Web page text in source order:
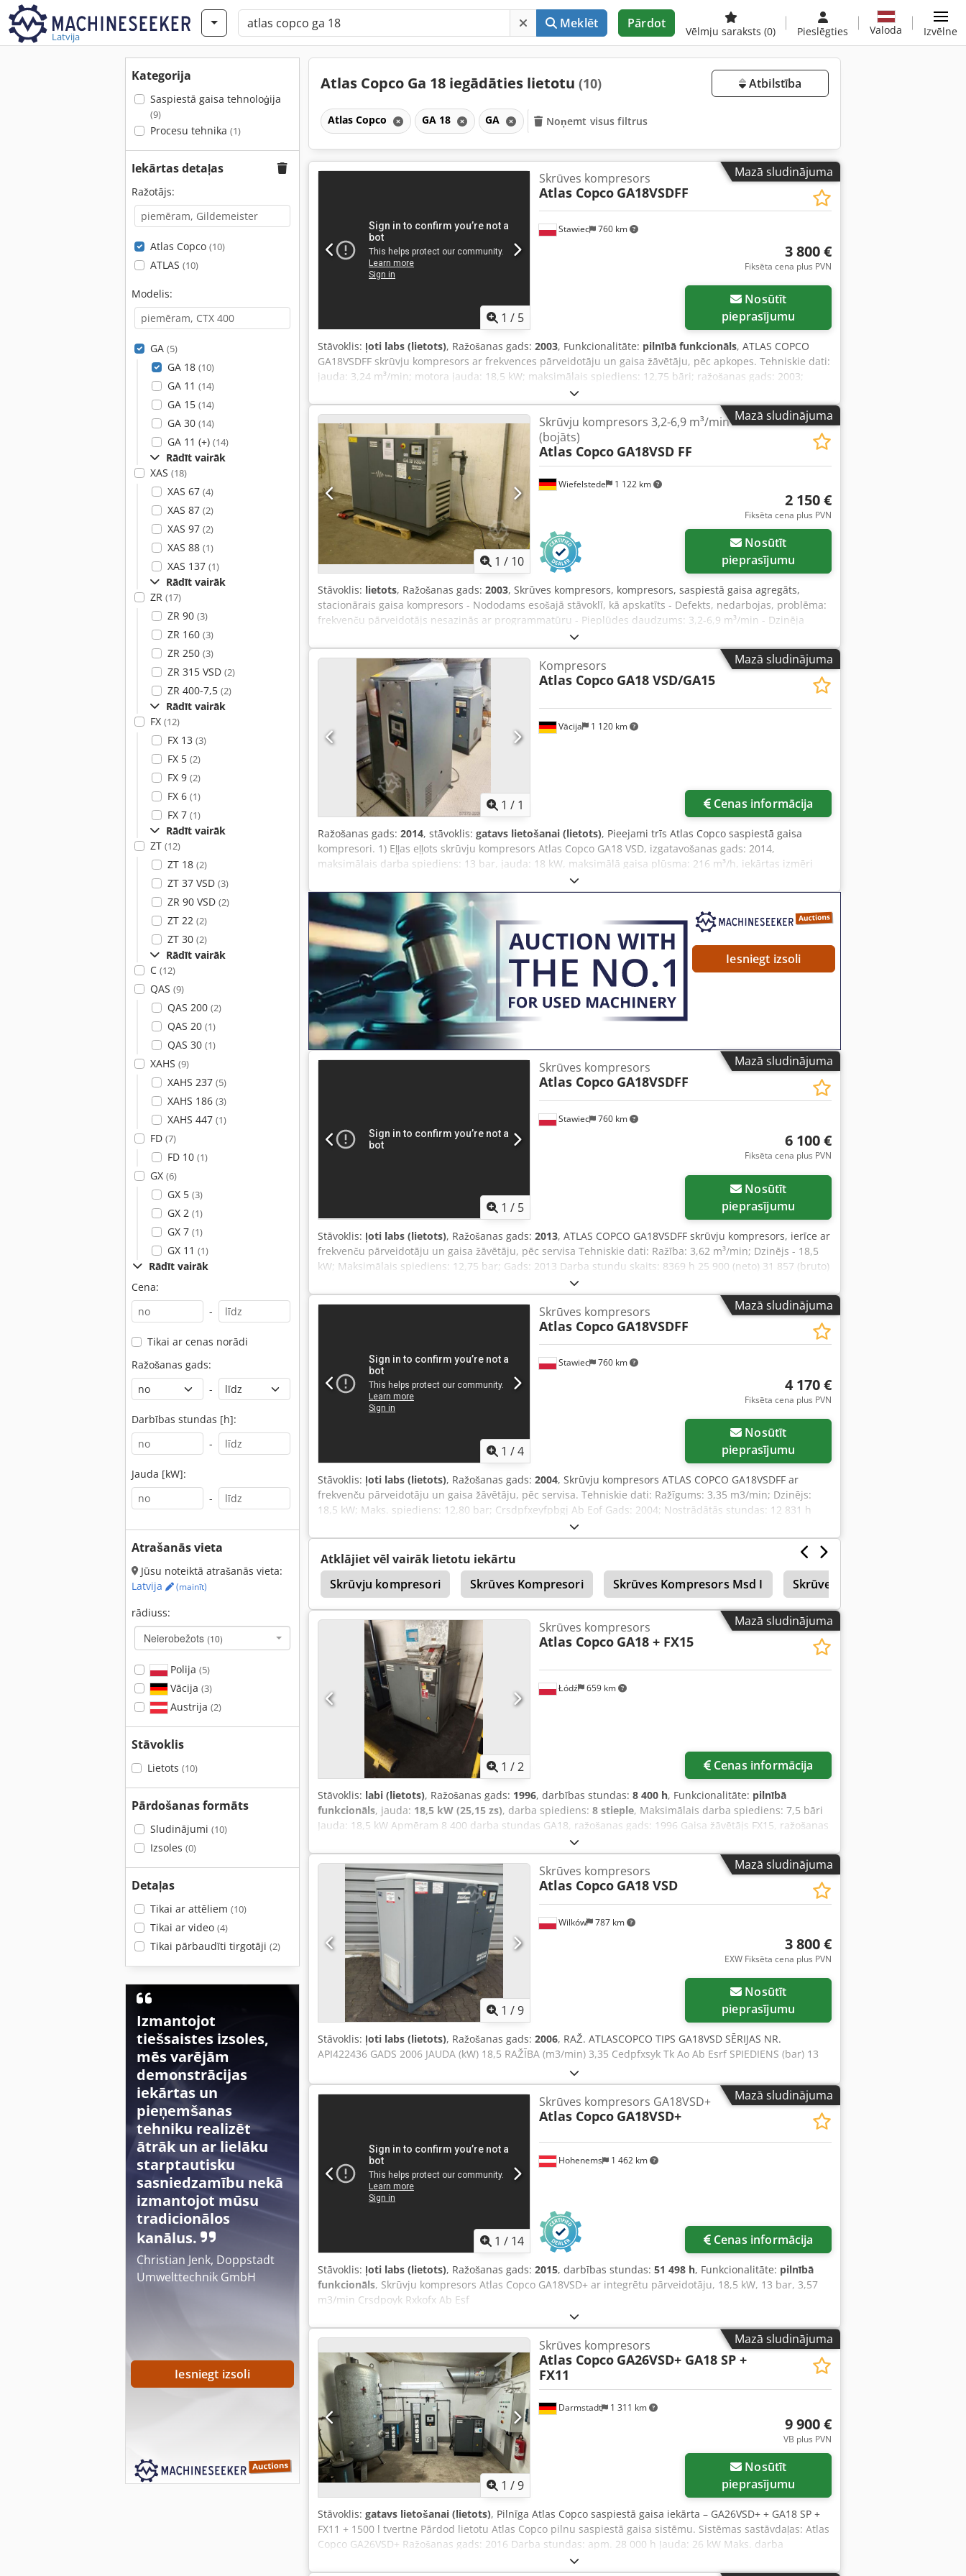
Latvija
Meklēt Pārdot
Vēlmju saraksts (0) Pieslēgties Valoda Izvēlne
Kategorija
Saspiestā gaisa tehnoloģija
(9)
Procesu tehnika (1)
Iekārtas detaļas
Ražotājs:
Atlas Copco (10)
ATLAS (10)
Modelis:
GA (5)
GA 18 (10)
GA 11 (14)
GA 15 (14)
GA 30 (14)
GA 11 (+) (14)
Rādīt vairāk
XAS (18)
XAS 67 (4)
XAS 87 (2)
XAS 97 (2)
XAS 88 (1)
XAS 137 (1)
Rādīt vairāk
ZR (17)
ZR 90 (3)
ZR 160 (3)
ZR 250 (3)
ZR 315 VSD (2)
ZR 400-7,5 (2)
Rādīt vairāk
FX (12)
FX 13 (3)
FX 5 (2)
FX 9 (2)
FX 6 (1)
FX 7 (1)
Rādīt vairāk
ZT (12)
ZT 18 (2)
ZT 37 VSD (3)
ZR 90 VSD (2)
ZT 22 (2)
ZT 30 (2)
Rādīt vairāk
C (12)
QAS (9)
QAS 200 (2)
QAS 20 (1)
QAS 30 (1)
XAHS (9)
XAHS 237 (5)
XAHS 186 (3)
XAHS 447 (1)
FD (7)
FD 10 (1)
GX (6)
GX 5 (3)
GX 2 (1)
GX 7 (1)
GX 11 (1)
Rādīt vairāk
Cena:
-
Tikai ar cenas norādi
Ražošanas gads:
-
Darbības stundas [h]:
-
Jauda [kW]:
-
Atrašanās vieta
Jūsu noteiktā atrašanās vieta:
Latvija
(mainīt)
rādiuss:
Neierobežots (10)
Polija (5)
Vācija (3)
Austrija (2)
Stāvoklis
Lietots (10)
Pārdošanas formāts
Sludinājumi (10)
Izsoles (0)
Detaļas
Tikai ar attēliem (10)
Tikai ar video (4)
Tikai pārbaudīti tirgotāji (2)
Izmantojot
tiešsaistes izsoles,
mēs varējām
demonstrācijas
iekārtas un
pieņemšanas
tehniku realizēt
ātrāk un ar lielāku
starptautisku
sasniedzamību nekā
izmantojot mūsu
tradicionālos
kanālus.
Christian Jenk, Doppstadt
Umwelttechnik GmbH
Iesniegt izsoli
Atlas Copco Ga 18 iegādāties lietotu (10) Atbilstība
Atlas Copco GA 18 GA Noņemt visus filtrus
Mazā sludinājuma
1 / 5
Stawiec 760 km
Skrūves kompresors
Atlas Copco GA18VSDFF
3 800 €
Fiksēta cena plus PVN
pieprasījumu
Stāvoklis: ļoti labs (lietots), Ražošanas gads: 2003, Funkcionalitāte: pilnībā funkcionāls, ATLAS COPCO
GA18VSDFF skrūvju kompresors ar frekvences pārveidotāju un gaisa žāvētāju, pēc apkopes. Tehniskie dati:
jauda: 3,24 m³/min; motora jauda: 18,5 kW; maksimālais spiediens: 12,75 bāri; ražošanas gads: 2003;
nostrādātais laiks: 11 137 stundas!!! Cena: 16 200 EUR (bez PVN) Cena: 19 926 EUR (ar PVN) Kompresors ir
pilnībā darba kārtībā, gatavs lietošanai, tiek piedāvāta garantija. Nodrošinām apkopi. Credozmt Nvopfx Ab
Ejf Zemāk atrodas saite uz video.
Mazā sludinājuma
1 / 10
Wiefelstede 1 122 km
Skrūvju kompresors 3,2-6,9 m³/min
(bojāts)
Atlas Copco GA18VSD FF
2 150 €
Fiksēta cena plus PVN
pieprasījumu
Stāvoklis: lietots, Ražošanas gads: 2003, Skrūves kompresors, kompresors, saspiestā gaisa agregāts,
stacionārais gaisa kompresors - Nododams esošajā stāvoklī, kā apskatīts - Defekts, nedarbojas, problēma:
frekvenču pārveidotājs nesazinās ar programmatūru - Pieplūdes daudzums: 3,2-6,9 m³/min - Dzinēja
jauda: 18-24 kW - Konstrukcija: kapsulēts - Maksimālais spiediens: 12,75 bar - Darba stundas: 108252 h -
Slodzes stundas: 30754 h - Ražošanas gads: 2003 - Izmēri: 1850/850/H1900 mm Credpfx Ashabk Dob Ejf -
Mazā sludinājuma
1 / 1
Vācija 1 120 km
Kompresors
Atlas Copco GA18 VSD/GA15
Cenas informācija
Ražošanas gads: 2014, stāvoklis: gatavs lietošanai (lietots), Pieejami trīs Atlas Copco saspiestā gaisa
kompresori. 1) Eļļas eļļots skrūvju kompresors Atlas Copco GA18 VSD, izgatavošanas gads: 2014,
maksimālais darba spiediens: 13 bar, jauda: 18 kW, maksimālā gaisa plūsma: 216 m³/h, iekārtas izmēri
(G/P/A): apm. 1300mm/900mm/1500mm, svars: apm. 550kg, darba stundas: apm. 69 000 h. 2) Eļļas eļļots
skrūvju kompresors Atlas Copco GA15, izgatavošanas gads: 1998, maksimālais darba spiediens: 13 bar,
jauda: 15 kW, maksimālā gaisa plūsma: 155 m³/h, iekārtas izmēri (G/P/A): apm. 1900mm/700mm/1600mm,
svars: apm. 400kg, darba stundas: apm. 69 000 h. 3) Eļļas eļļots skrūvju kompresors Atlas Copco GA15
rezerves daļām. Pieejama dokumentācija. Apskate uz vietas iespējama. Cjdpfx Abozipgvj Eerf
Iesniegt izsoli
Mazā sludinājuma
1 / 5
Stawiec 760 km
Skrūves kompresors
Atlas Copco GA18VSDFF
6 100 €
Fiksēta cena plus PVN
pieprasījumu
Stāvoklis: ļoti labs (lietots), Ražošanas gads: 2013, ATLAS COPCO GA18VSDFF skrūvju kompresors, ierīce ar
frekvenču pārveidotāju un gaisa žāvētāju, pēc servisa Tehniskie dati: Ražība: 3,62 m³/min; Dzinējs - 18,5
kW; Maksimālais spiediens: 12,75 bar; Gads: 2013 Darba stundu skaits: 8369 h 25 900 (neto) 31 857 (bruto)
Kompresors pilnībā darba kārtībā, gatavs darbam, ar garantiju Nodrošinām servisu. Video saite zemāk.
Cjdpsyt Hwhefx Ab Eerf
Mazā sludinājuma
1 /4
Stawiec 760 km
Skrūves kompresors
Atlas Copco GA18VSDFF
4 170 €
Fiksēta cena plus PVN
pieprasījumu
Stāvoklis: ļoti labs (lietots), Ražošanas gads: 2004, Skrūvju kompresors ATLAS COPCO GA18VSDFF ar
frekvenču pārveidotāju un gaisa žāvētāju, pēc servisa. Tehniskie dati: Ražīgums: 3,35 m3/min; Dzinējs:
18,5 kW; Maks. spiediens: 12,80 bar; Crsdpfxeyfpbgj Ab Eof Gads: 2004; Nostrādātās stundas: 12 831 h
Cena: 17 500 netto 21 525 bruto Kompresors pilnībā darba kārtībā, gatavs lietošanai, ar garantiju.
Nodrošinām servisu. Zemāk saite uz video.
Atklājiet vēl vairāk lietotu iekārtu
Skrūvju kompresori
Skrūves Kompresori Skrūves Kompresors Msd I Skrūves
Kompresora Sistēmas Slīdošo Pavedienu
Mazā sludinājuma
1 /2
Łódź 659 km
Skrūves kompresors
Atlas Copco GA18 + FX15
Cenas informācija
Stāvoklis: labi (lietots), Ražošanas gads: 1996, darbības stundas: 8 400 h, Funkcionalitāte: pilnībā
funkcionāls, jauda: 18,5 kW (25,15 zs), darba spiediens: 8 stieple, Maksimālais darba spiediens: 7,5 bāri
Jauda: 18,5 kW Apmēram 8 400 darba stundas GA18, ražošanas gads: 1996 Gaisa žāvētājs FX15, ražošanas
Mazā sludinājuma
1 /9
Wilków 787 km
Skrūves kompresors
Atlas Copco GA18 VSD
3 800 €
EXW Fiksēta cena plus PVN
pieprasījumu
Stāvoklis: ļoti labs (lietots), Ražošanas gads: 2006, RAŽ. ATLASCOPCO TIPS GA18VSD SĒRIJAS NR.
API422436 GADS 2006 JAUDA (kW) 18,5 RAŽĪBA (m3/min) 3,35 Cedpfxsyk Tk Ao Ab Esrf SPIEDIENS (bar) 13
Mazā sludinājuma
1 / 14
Hohenems 1 462 km
Skrūves kompresors GA18VSD+
Atlas Copco GA18VSD+
Cenas informācija
Stāvoklis: ļoti labs (lietots), Ražošanas gads: 2015, darbības stundas: 51 498 h, Funkcionalitāte: pilnībā
funkcionāls, Skrūvju kompresors Atlas Copco GA18VSD+ ar integrētu pārveidotāju, 18,5 kW, 13 bar, 3,57
m3/min Crsdpoyk Rxkofx Ab Esf
Mazā sludinājuma
1 /9
Darmstadt 1 311 km
Skrūves kompresors
Atlas Copco GA26VSD+ GA18 SP +
FX11
9 900 €
VB plus PVN
pieprasījumu
Stāvoklis: gatavs lietošanai (lietots), Pilnīga Atlas Copco saspiestā gaisa iekārta – GA26VSD+ + GA18 SP +
FX11 + 1500 l tvertne Pārdod lietotu Atlas Copco pilnu saspiestā gaisa sistēmu. Sistēmas sastāvdaļas: Atlas
Copco GA26VSD+ Ražošanas gads: 2016 Darba stundas: apm. 28 000 h Jauda: 26 kW Maks. darba
spiediens: 13 bar Gaisa padeve: 5,15 m³/min 400 V / 50 Hz / 3 fāzes Atlas Copco GA18 SP Ražošanas gads: